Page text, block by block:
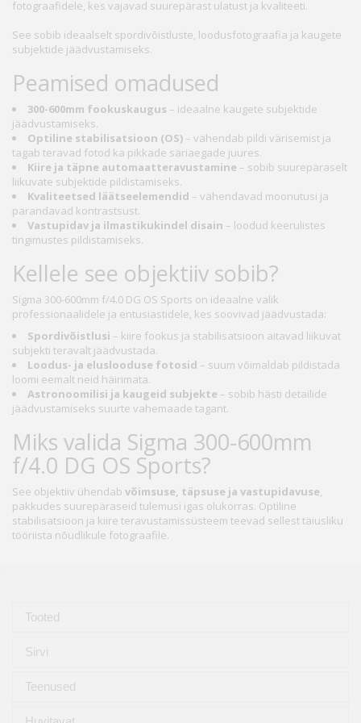
fotograafidele, kes vajavad suurepärast ulatust ja kvaliteeti.
See sobib ideaalselt spordivõistluste, loodusfotograafia ja kaugete
subjektide jäädvustamiseks.
Peamised omadused
300-600mm fookuskaugus – ideaalne kaugete subjektide
jäädvustamiseks.
Optiline stabilisatsioon (OS) – vähendab pildi värisemist ja
tagab teravad fotod ka pikkade säriaegade juures.
Kiire ja täpne automaatteravustamine – sobib suurepäraselt
liikuvate subjektide pildistamiseks.
Kvaliteetsed läätseelemendid – vähendavad moonutusi ja
parandavad kontrastsust.
Vastupidav ja ilmastikukindel disain – loodud keerulistes
tingimustes pildistamiseks.
Kellele see objektiiv sobib?
Sigma 300-600mm f/4.0 DG OS Sports on ideaalne valik
professionaalidele ja entusiastidele, kes soovivad jäädvustada:
Spordivõistlusi – kiire fookus ja stabilisatsioon aitavad liikuvat
subjekti teravalt jäädvustada.
Loodus- ja eluslooduse fotosid – suum võimaldab pildistada
loomi eemalt neid häirimata.
Astronoomilisi ja kaugeid subjekte – sobib hästi detailide
jäädvustamiseks suurte vahemaade tagant.
Miks valida Sigma 300-600mm
f/4.0 DG OS Sports?
See objektiiv ühendab võimsuse, täpsuse ja vastupidavuse,
pakkudes suurepäraseid tulemusi igas olukorras. Optiline
stabilisatsioon ja kiire teravustamissüsteem teevad sellest täiusliku
tööriista nõudlikule fotograafile.
Tooted
Sirvi
Teenused